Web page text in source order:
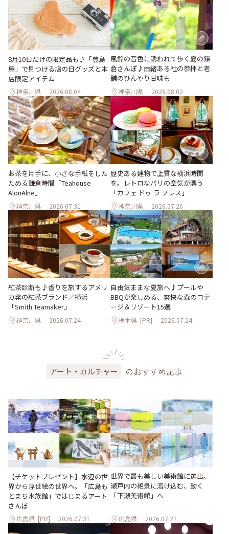
8月10日だけの限定品も♪「豊島
屋」で見つける鳩の日グッズと本
店限定アイテム
神奈川県 2026.08.04
風鈴の音色に誘われて歩く夏の鎌
倉さんぽ♪由緒ある社の参拝と老
舗のひんやり甘味も
神奈川県 2026.08.02
お茶を片手に、小さな手紙をした
ためる鎌倉時間「Teahouse
AlonAlne」
神奈川県 2026.07.31
歴史ある建物で上質な横浜時間
を。レトロなパリの空気が漂う
「カフェ ドゥ ラ プレス」
神奈川県 2026.07.26
紅茶診断も♪香りを旅するアメリ
カ発の紅茶ブランド／横浜
「Smith Teamaker」
神奈川県 2026.07.24
自由気ままな夏旅へ♪プールや
BBQが楽しめる、爽快な森のコテ
ージ＆リゾート15選
栃木県 [PR] 2026.07.24
アート・カルチャー のおすすめ記事
【チケットプレゼント】水辺の世
界から浮世絵の世界へ。「広島も
とまち水族館」ではじまるアート
さんぽ
広島県 [PR] 2026.07.31
世界で最も美しい美術館に選出。
瀬戸内の絶景に溶け込む、動く
「下瀬美術館」へ
広島県 2026.07.27